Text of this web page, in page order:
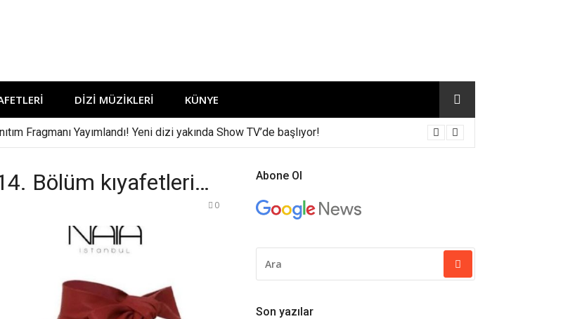
DIZI MÜZIKLERI KÜNYE
Fragmanı Yayımlandı! Yeni dizi yakında Show TV’de başlıyor!
Bölüm kıyafetleri…
0
Abone Ol
YAP:
Son yazılar